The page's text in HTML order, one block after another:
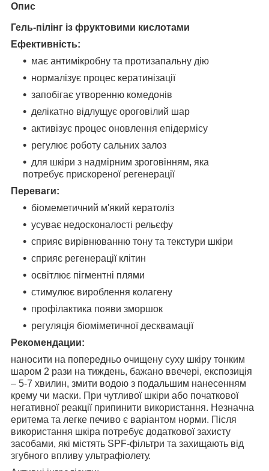
Опис
Гель-пілінг із фруктовими кислотами
Ефективність:
має антимікробну та протизапальну дію
нормалізує процес кератинізації
запобігає утворенню комедонів
делікатно відлущує ороговілий шар
активізує процес оновлення епідермісу
регулює роботу сальних залоз
для шкіри з надмірним зроговінням, яка
потребує прискореної регенерації
Переваги:
біомеметичний м'який кератоліз
усуває недосконалості рельєфу
сприяє вирівнюванню тону та текстури шкіри
сприяє регенерації клітин
освітлює пігментні плями
стимулює вироблення колагену
профілактика появи зморшок
регуляція біоміметичної десквамації
Рекомендации:
наносити на попередньо очищену суху шкіру тонким
шаром 2 рази на тиждень, бажано ввечері, експозиція
– 5-7 хвилин, змити водою з подальшим нанесенням
крему чи маски. При чутливої шкіри або початкової
негативної реакції припинити використання. Незначна
еритема та легке печиво є варіантом норми. Після
використання шкіра потребує додаткової захисту
засобами, які містять SPF-фільтри та захищають від
згубного впливу ультрафіолету.